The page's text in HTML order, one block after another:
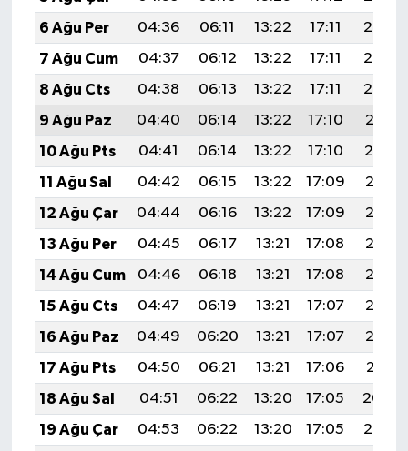
6 Ağu Per
04:36 06:11 13:22 17:11
20:24
7 Ağu Cum
04:37 06:12 13:22 17:11
20:23
8 Ağu Cts
04:38 06:13 13:22 17:11
20:22
9 Ağu Paz
04:40 06:14 13:22 17:10
20:21
10 Ağu Pts
04:41 06:14 13:22 17:10
20:19
11 Ağu Sal
04:42 06:15 13:22 17:09
20:18
12 Ağu Çar
04:44 06:16 13:22 17:09
20:17
13 Ağu Per
04:45 06:17 13:21 17:08
20:16
14 Ağu Cum
04:46 06:18 13:21 17:08
20:15
15 Ağu Cts
04:47 06:19 13:21 17:07
20:13
16 Ağu Paz
04:49 06:20 13:21 17:07
20:12
17 Ağu Pts
04:50 06:21 13:21 17:06
20:11
18 Ağu Sal
04:51 06:22 13:20 17:05
20:09
19 Ağu Çar
04:53 06:22 13:20 17:05
20:08